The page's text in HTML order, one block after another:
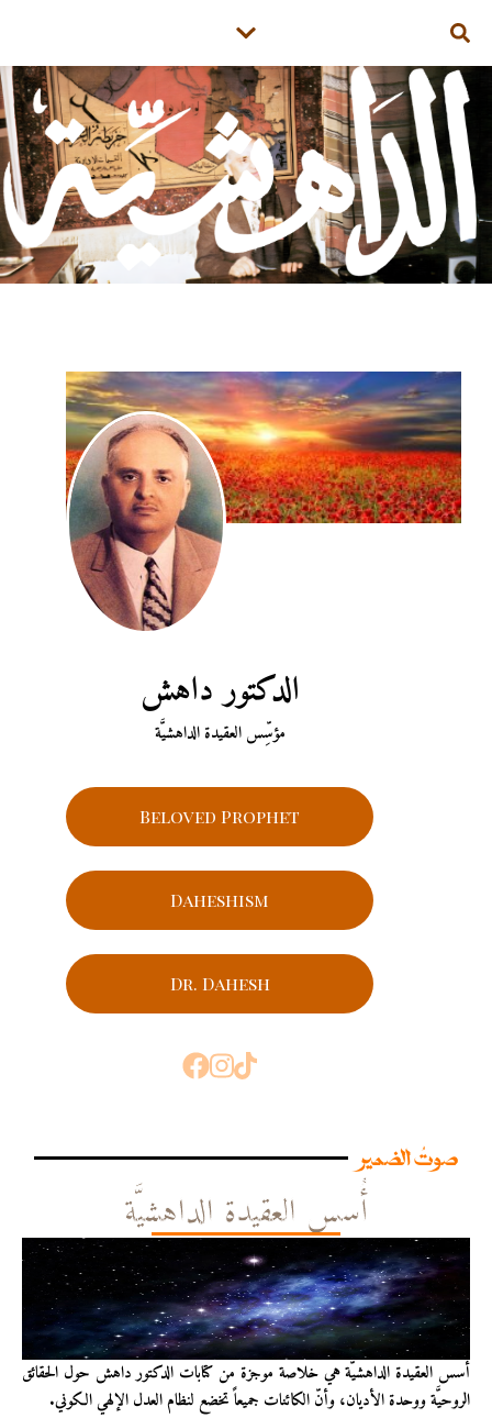
الدكتور داهش
مؤسِّس العقيدة الداهشيَّة
Beloved Prophet
Daheshism
Dr. Dahesh
صوتُ الضمير
أُسس العقيدة الداهشيَّة
أُسس العقيدة الداهشيّة هي خلاصة موجزة من كتابات الدكتور داهش حول الحقائق
الروحيَّة ووحدة الأديان، وأنّ الكائنات جميعاً تخضع لنظام العدل الإلهي الكوني.